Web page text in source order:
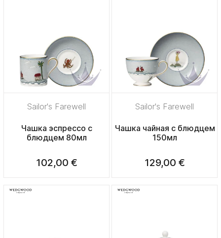
Sailor's Farewell
Чашка эспрессо с
блюдцем 80мл
102,00 €
Sailor's Farewell
Чашка чайная с блюдцем
150мл
129,00 €